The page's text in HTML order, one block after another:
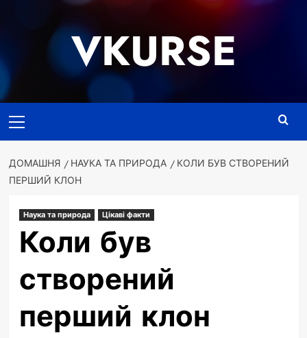
VKURSE
меню
ДОМАШНЯ НАУКА ТА ПРИРОДА
КОЛИ БУВ СТВОРЕНИЙ
ПЕРШИЙ КЛОН
Наука та природа Цікаві факти
Коли був
створений
перший клон